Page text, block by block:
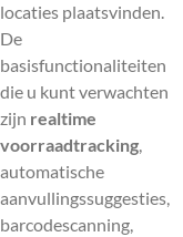
locaties plaatsvinden.
De
basisfunctionaliteiten
die u kunt verwachten
zijn realtime
voorraadtracking,
automatische
aanvullingssuggesties,
barcodescanning,